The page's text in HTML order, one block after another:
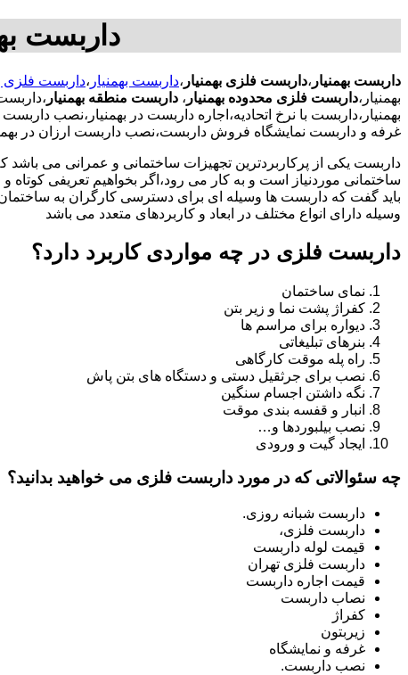
داربست
داربست بهمنیار ،داربست فلزی بهمنیار ،داربست بهمنیار ،داربست فلزی
بهمنیار،داربست فلزی محدوده بهمنیار ، داربست منطقه بهمنیار
بهمنیار،داربست با نرخ اتحادیه،اجاره داربست در بهمنیار،نصب
غرفه و داربست نمایشگاه فروش داربست،نصب داربست ارزان در
داربست یکی از پرکاربردترین تجهیزات ساختمانی و عمرانی می باشد
ساختمانی موردنیاز است و به کار می رود،اگر بخواهیم تعریفی کوتاه و
باید گفت که داربست ها وسیله ای برای دسترسی کارگران به
وسیله دارای انواع مختلف در ابعاد و کاربردهای متعدد می باشد
داربست فلزی در چه مواردی کاربرد دارد؟
نمای ساختمان
کفراژ پشت نما و زیر بتن
دیواره برای مراسم ها
بنرهای تبلیغاتی
راه پله موقت کارگاهی
نصب برای جرثقیل دستی و دستگاه های بتن پاش
نگه داشتن اجسام سنگین
انبار و قفسه بندی موقت
نصب بیلبوردها و…
ایجاد گیت و ورودی
چه سئوالاتی که در مورد داربست فلزی می خواهید بدانید؟
داربست شبانه روزی.
داربست فلزی،
قیمت لوله داربست
داربست فلزی تهران
قیمت اجاره داربست
نصاب داربست
کفراژ
زیربتون
غرفه و نمایشگاه
نصب داربست.